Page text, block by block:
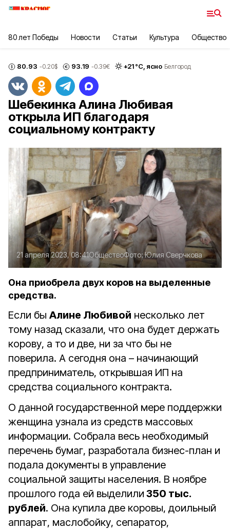
80 лет Победы Новости Статьи Культура Общество
80.93 -0.20$ 93.19 -0.39€ +21°С, ясно Белгород
Шебекинка Алина Любивая
открыла ИП благодаря
социальному контракту
21 апреля 2023, 08:41ОбществоФото:Юлия Сверчкова
Она приобрела двух коров на выделенные
средства.
Если бы Алине Любивой несколько лет
тому назад сказали, что она будет держать
корову, а то и две, ни за что бы не
поверила. А сегодня она – начинающий
предприниматель, открывшая ИП на
средства социального контракта.
О данной государственной мере поддержки
женщина узнала из средств массовых
информации. Собрала весь необходимый
перечень бумаг, разработала бизнес-план и
подала документы в управление
социальной защиты населения. В ноябре
прошлого года ей выделили 350 тыс.
рублей. Она купила две коровы, доильный
аппарат, маслобойку, сепаратор,